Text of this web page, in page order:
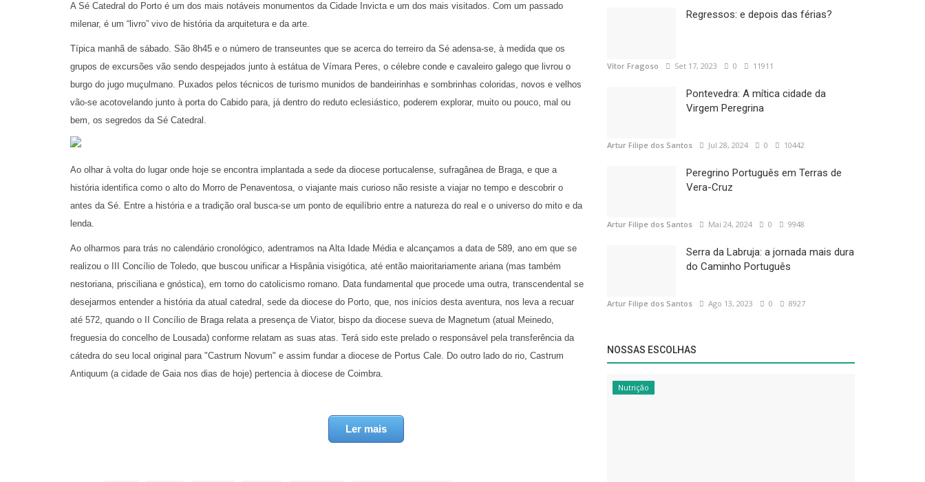
A Sé Catedral do Porto é um dos mais notáveis monumentos da Cidade Invicta e um dos mais visitados. Com um passado
milenar, é um “livro” vivo de história da arquitetura e da arte.
Típica manhã de sábado. São 8h45 e o número de transeuntes que se acerca do terreiro da Sé adensa-se, à medida que os
grupos de excursões vão sendo despejados junto à estátua de Vímara Peres, o célebre conde e cavaleiro galego que livrou o
burgo do jugo muçulmano. Puxados pelos técnicos de turismo munidos de bandeirinhas e sombrinhas coloridas, novos e velhos
vão-se acotovelando junto à porta do Cabido para, já dentro do reduto eclesiástico, poderem explorar, muito ou pouco, mal ou
bem, os segredos da Sé Catedral.
Ao olhar à volta do lugar onde hoje se encontra implantada a sede da diocese portucalense, sufragânea de Braga, e que a
história identifica como o alto do Morro de Penaventosa, o viajante mais curioso não resiste a viajar no tempo e descobrir o
antes da Sé. Entre a história e a tradição oral busca-se um ponto de equilíbrio entre a natureza do real e o universo do mito e da
lenda.
Ao olharmos para trás no calendário cronológico, adentramos na Alta Idade Média e alcançamos a data de 589, ano em que se
realizou o III Concílio de Toledo, que buscou unificar a Hispânia visigótica, até então maioritariamente ariana (mas também
nestoriana, prisciliana e gnóstica), em torno do catolicismo romano. Data fundamental que procede uma outra, transcendental se
desejarmos entender a história da atual catedral, sede da diocese do Porto, que, nos inícios desta aventura, nos leva a recuar
até 572, quando o II Concílio de Braga relata a presença de Viator, bispo da diocese sueva de Magnetum (atual Meinedo,
freguesia do concelho de Lousada) conforme relatam as suas atas. Terá sido este prelado o responsável pela transferência da
cátedra do seu local original para "Castrum Novum" e assim fundar a diocese de Portus Cale. Do outro lado do rio, Castrum
Antiquum (a cidade de Gaia nos dias de hoje) pertencia à diocese de Coimbra.
noroeste peninsular levou à extinção da diocese e ao abandono (ou mesmo destruição) desse cenóbio.
Com a chegada do conde galego Vímara Peres, que se tornaria presor da cidade em 868, a primitiva catedral sido reconstruída e
Ler mais
Regressos: e depois das férias?
Vítor Fragoso Set 17, 2023 0 11911
Pontevedra: A mítica cidade da
Virgem Peregrina
Artur Filipe dos Santos Jul 28, 2024 0 10442
Peregrino Português em Terras de
Vera-Cruz
Artur Filipe dos Santos Mai 24, 2024 0 9948
Serra da Labruja: a jornada mais dura
do Caminho Português
Artur Filipe dos Santos Ago 13, 2023 0 8927
NOSSAS ESCOLHAS
Nutrição